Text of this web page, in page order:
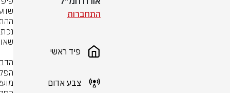
התחברות
פיד ראשי
צבע אדום